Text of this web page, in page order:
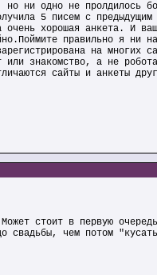
ни одно не пролдилось
5 писем с
хорошая анкета. И
правильно я ни
на многих
знакомство, а не
сайты и анкеты
стоит в первую
свадьбы, чем потом